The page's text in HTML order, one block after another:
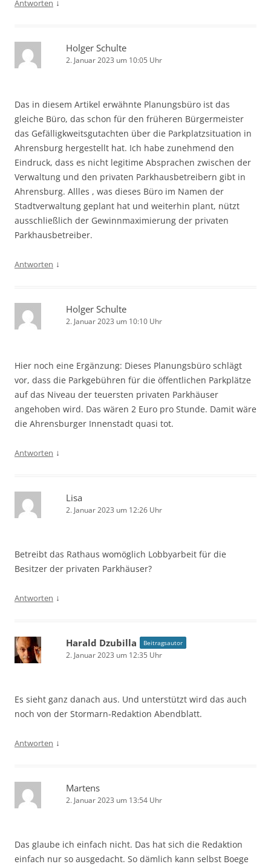
Antworten ↓
Holger Schulte
2. Januar 2023 um 10:05 Uhr
Das in diesem Artikel erwähnte Planungsbüro ist das
gleiche Büro, das schon für den früheren Bürgermeister
das Gefälligkweitsgutachten über die Parkplatzsituation in
Ahrensburg hergestellt hat. Ich habe zunehmend den
Eindruck, dass es nicht legitime Absprachen zwischen der
Verwaltung und den privaten Parkhausbetreibern gibt in
Ahrensburg. Allles , was dieses Büro im Namen der
Stadtverwaltung geplant hat und weiterhin plant, nützt
ausschließlich der Gewinnmaximierung der privaten
Parkhausbetreiber.
Antworten ↓
Holger Schulte
2. Januar 2023 um 10:10 Uhr
Hier noch eine Ergänzung: Dieses Planungsbüro schlägt
vor, dass die Parkgebühren für die öffentlichen Parkplätze
auf das Niveau der teuersten privaten Parkhäuser
angehoben wird. Das wären 2 Euro pro Stunde. Damit wäre
die Ahrensburger Innenstadt quasi tot.
Antworten ↓
Lisa
2. Januar 2023 um 12:26 Uhr
Betreibt das Rathaus womöglich Lobbyarbeit für die
Besitzer der privaten Parkhäuser?
Antworten ↓
Harald Dzubilla Beitragsautor
2. Januar 2023 um 12:35 Uhr
Es sieht ganz danach aus. Und unterstützt wird das auch
noch von der Stormarn-Redaktion Abendblatt.
Antworten ↓
Martens
2. Januar 2023 um 13:54 Uhr
Das glaube ich einfach nicht. Das hat sich die Redaktion
einfach nur so ausgedacht. So dämlich kann selbst Boege